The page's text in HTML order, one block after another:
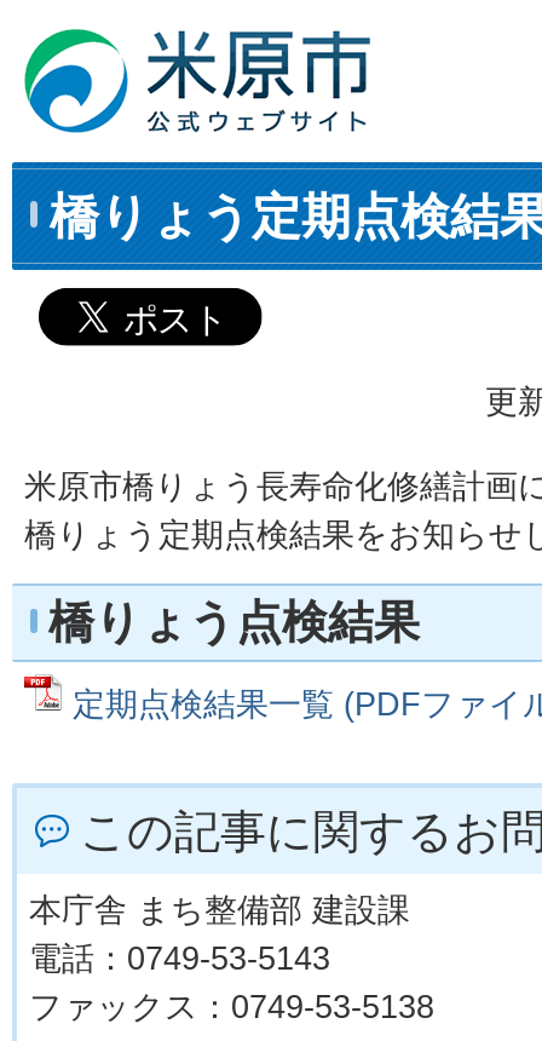
橋りょう定期点検結
更
米原市橋りょう長寿命化修繕計画
橋りょう定期点検結果をお知らせ
橋りょう点検結果
定期点検結果一覧 (PDFファイ
この記事に関するお
本庁舎 まち整備部 建設課
電話：0749-53-5143
ファックス：0749-53-5138